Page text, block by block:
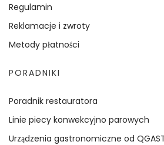
Regulamin
Reklamacje i zwroty
Metody płatności
PORADNIKI
Poradnik restauratora
Linie piecy konwekcyjno parowych
Urządzenia gastronomiczne od